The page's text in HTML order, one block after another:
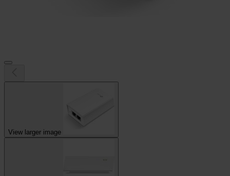
View larger image